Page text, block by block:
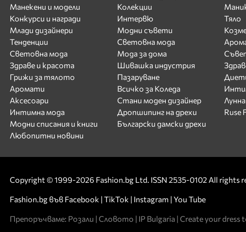
Манекени и модели
Конкурси и награди
Млади дизайнери
Тенденции
Световна мода
Здраве и красота
Грижи за тялото
Аромати
Аксесоари
Интимна мода
Модни списания и книги
Любопитни новини
Колекции
Интервю
Модни съвети
Световна мода
Мода за дома
Шивашка индустрия
Пазаруване
Всичко за Коледа
Стани моден дизайнер
Дропшипинг на дрехи
Български дамски дрехи
Тяло
Ruse
Copyright © 1999-2026 Fashion.bg Ltd. ISSN 2535-0102 All rights
Fashion.bg във Facebook | TikTok | Instagram | You Tube
Препоръчваме: Розали | Словото | IP Bulgaria | Create your dress